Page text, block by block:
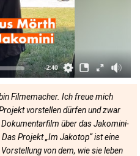
Filmemacher. Ich freue mich
vorstellen dürfen und zwar
über das Jakomini-
Projekt „Im Jakotop“ ist eine
von dem, wie sie leben